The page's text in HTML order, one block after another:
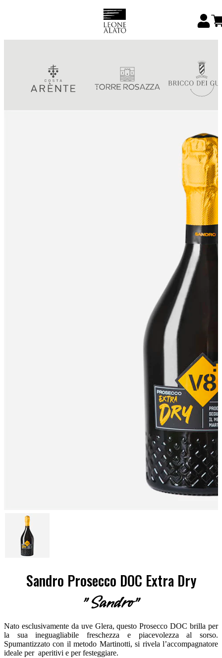
Sandro Prosecco DOC Extra Dry
"Sandro"
Nato esclusivamente da uve Glera, questo Prosecco DOC brilla per
la sua ineguagliabile freschezza e piacevolezza al sorso.
Spumantizzato con il metodo Martinotti, si rivela l’accompagnatore
ideale per aperitivi e per festeggiare.